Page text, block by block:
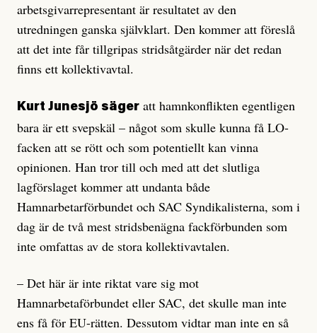
arbetsgivarrepresentant är resultatet av den
utredningen ganska självklart. Den kommer att föreslå
att det inte får tillgripas stridsåtgärder när det redan
finns ett kollektivavtal.
Kurt Junesjö säger att hamnkonflikten egentligen
bara är ett svepskäl – något som skulle kunna få LO-
facken att se rött och som potentiellt kan vinna
opinionen. Han tror till och med att det slutliga
lagförslaget kommer att undanta både
Hamnarbetarförbundet och SAC Syndikalisterna, som i
dag är de två mest stridsbenägna fackförbunden som
inte omfattas av de stora kollektivavtalen.
– Det här är inte riktat vare sig mot
Hamnarbetaförbundet eller SAC, det skulle man inte
ens få för EU-rätten. Dessutom vidtar man inte en så